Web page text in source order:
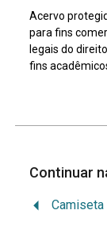
Acervo
para fins
legais do
fins
Continuar